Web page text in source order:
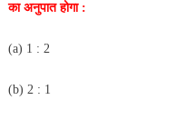
का अनुपात होगा :
(a) 1 : 2
(b) 2 : 1